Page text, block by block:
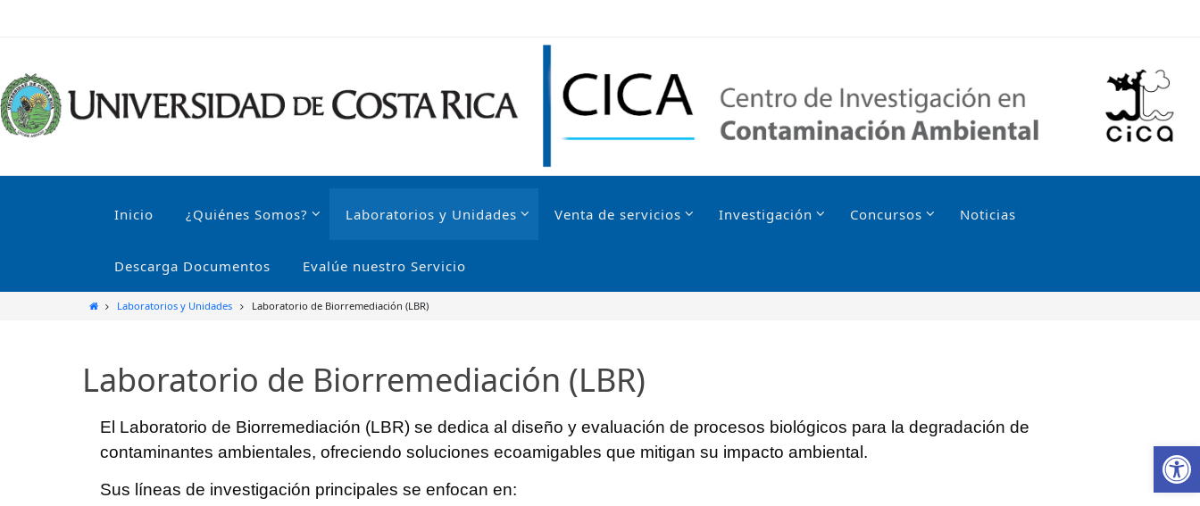
Inicio ¿Quiénes Somos? Laboratorios y Unidades Venta de servicios Investigación Concursos Noticias
Descarga Documentos Evalúe nuestro Servicio
Laboratorios y Unidades Laboratorio de Biorremediación (LBR)
Laboratorio de Biorremediación (LBR)
El Laboratorio de Biorremediación (LBR) se dedica al diseño y evaluación de procesos biológicos para la degradación de
contaminantes ambientales, ofreciendo soluciones ecoamigables que mitigan su impacto ambiental.
Sus líneas de investigación principales se enfocan en: